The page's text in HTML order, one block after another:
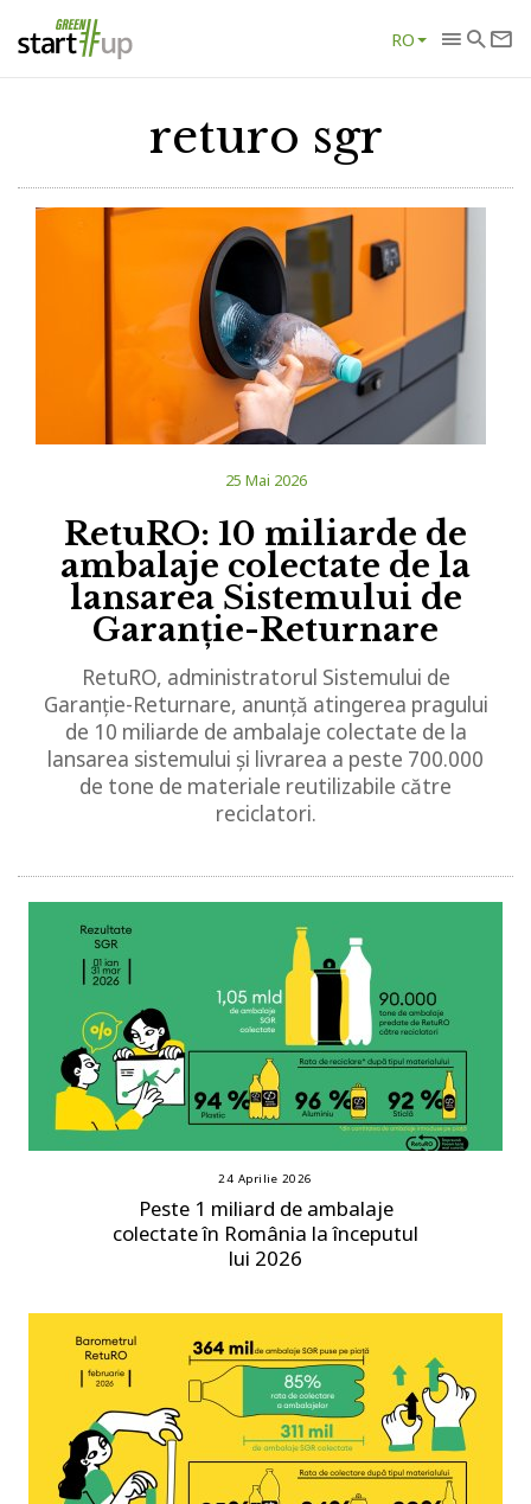
RO
returo sgr
25 Mai 2026
RetuRO: 10 miliarde de
ambalaje colectate de la
lansarea Sistemului de
Garanție-Returnare
RetuRO, administratorul Sistemului de
Garanție-Returnare, anunță atingerea pragului
de 10 miliarde de ambalaje colectate de la
lansarea sistemului și livrarea a peste 700.000
de tone de materiale reutilizabile către
reciclatori.
24 Aprilie 2026
Peste 1 miliard de ambalaje
colectate în România la începutul
lui 2026